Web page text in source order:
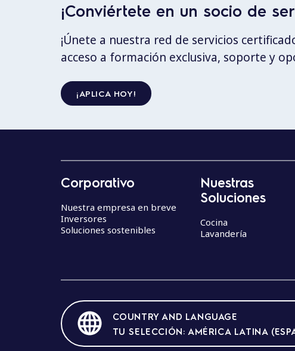
¡Conviértete en un socio de
¡Únete a nuestra red de servicios
acceso a formación exclusiva, soporte y
¡APLICA HOY!
Corporativo
Nuestra empresa en breve
Inversores
Soluciones sostenibles
Nuestras
Soluciones
Cocina
Lavandería
COUNTRY AND LANGUAGE
TU SELECCIÓN: AMÉRICA LATINA